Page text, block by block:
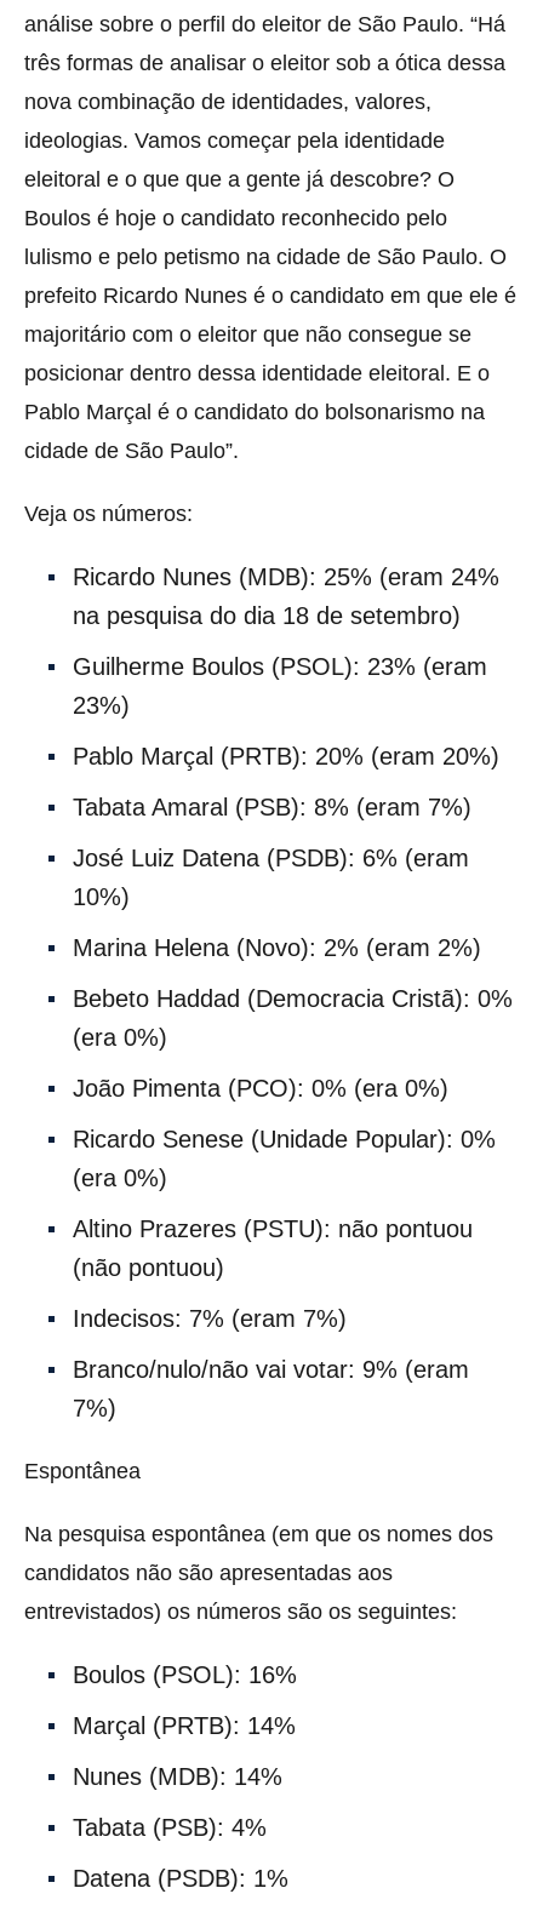
análise sobre o perfil do eleitor de São Paulo. “Há
três formas de analisar o eleitor sob a ótica dessa
nova combinação de identidades, valores,
ideologias. Vamos começar pela identidade
eleitoral e o que que a gente já descobre? O
Boulos é hoje o candidato reconhecido pelo
lulismo e pelo petismo na cidade de São Paulo. O
prefeito Ricardo Nunes é o candidato em que ele é
majoritário com o eleitor que não consegue se
posicionar dentro dessa identidade eleitoral. E o
Pablo Marçal é o candidato do bolsonarismo na
cidade de São Paulo”.
Veja os números:
Ricardo Nunes (MDB): 25% (eram 24%
na pesquisa do dia 18 de setembro)
Guilherme Boulos (PSOL): 23% (eram
23%)
Pablo Marçal (PRTB): 20% (eram 20%)
Tabata Amaral (PSB): 8% (eram 7%)
José Luiz Datena (PSDB): 6% (eram
10%)
Marina Helena (Novo): 2% (eram 2%)
Bebeto Haddad (Democracia Cristã): 0%
(era 0%)
João Pimenta (PCO): 0% (era 0%)
Ricardo Senese (Unidade Popular): 0%
(era 0%)
Altino Prazeres (PSTU): não pontuou
(não pontuou)
Indecisos: 7% (eram 7%)
Branco/nulo/não vai votar: 9% (eram
7%)
Espontânea
Na pesquisa espontânea (em que os nomes dos
candidatos não são apresentadas aos
entrevistados) os números são os seguintes:
Boulos (PSOL): 16%
Marçal (PRTB): 14%
Nunes (MDB): 14%
Tabata (PSB): 4%
Datena (PSDB): 1%